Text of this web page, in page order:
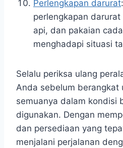
Perlengkapan darurat
perlengkapan
api, dan pakaian
menghadapi situasi
Selalu periksa ulang
Anda sebelum berangkat
semuanya dalam kondisi
digunakan. Dengan
dan persediaan yang
menjalani perjalanan